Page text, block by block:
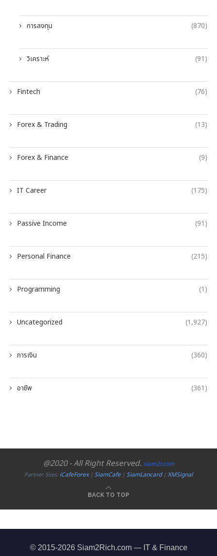
การลงทุน (870)
วิเคราะห์ (91)
Fintech (76)
Forex & Trading (13)
Forex & Finance (9)
IT Career (175)
Passive Income (91)
Personal Finance (215)
Programming (1)
Uncategorized (1,927)
การเงิน (360)
อาชีพ (361)
@2020 - All Right Reserved. siam2r.com
Partner Sites:iCafeForex|SiamCafe|SiamLancard|XMSignal
BACK TO TOP
© 2015-2026 Siam2Rich.com — IT & Finance